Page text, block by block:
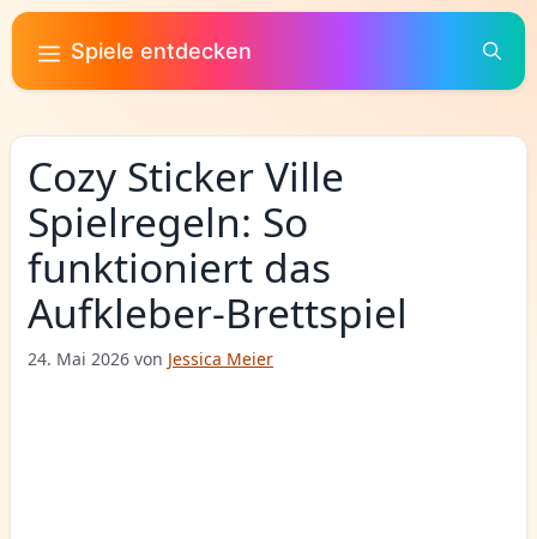
Zum
Inhalt
springen
Spiele entdecken
Cozy Sticker Ville
Spielregeln: So
funktioniert das
Aufkleber-Brettspiel
24. Mai 2026 von Jessica Meier